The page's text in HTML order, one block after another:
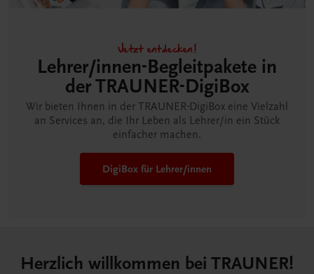
Jetzt entdecken!
Lehrer/innen-Begleitpakete in
der TRAUNER-DigiBox
Wir bieten Ihnen in der TRAUNER-DigiBox eine Vielzahl
an Services an, die Ihr Leben als Lehrer/in ein Stück
einfacher machen.
DigiBox für Lehrer/innen
Herzlich willkommen bei TRAUNER!